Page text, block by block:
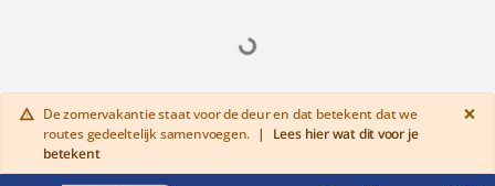
warning De zomervakantie staat voor de deur en dat betekent dat we
routes gedeeltelijk samenvoegen. |
Lees hier wat dit voor je
betekent
×